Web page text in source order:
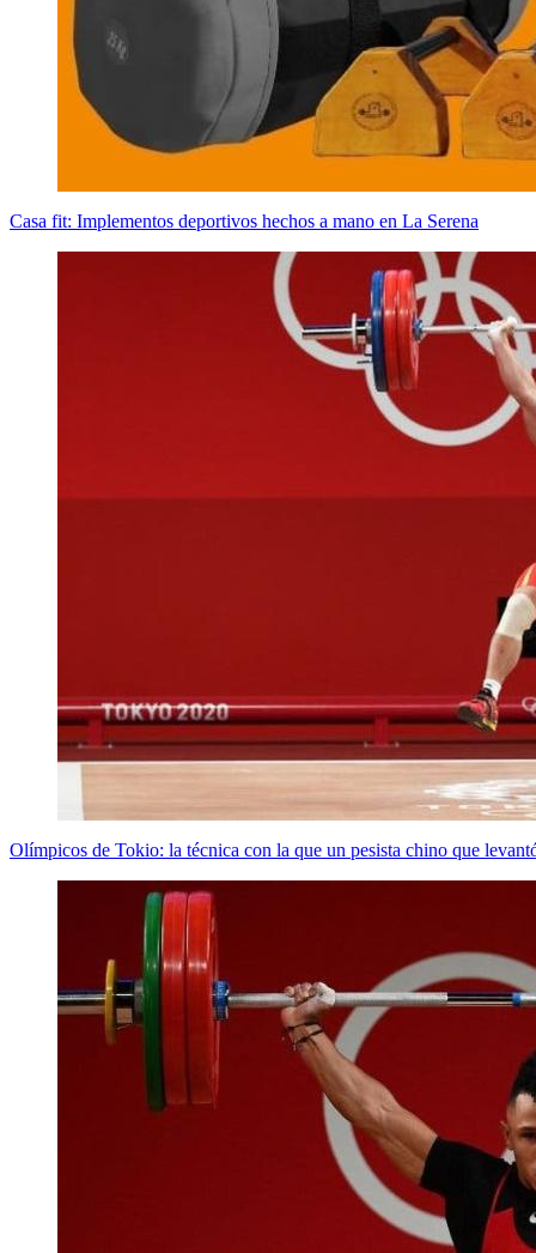
Casa fit: Implementos deportivos hechos a mano en La Serena
Olímpicos de Tokio: la técnica con la que un pesista chino que